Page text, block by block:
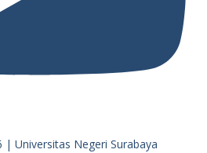
| Universitas Negeri Surabaya